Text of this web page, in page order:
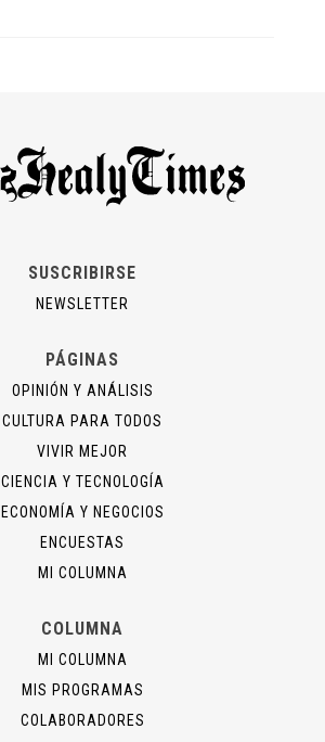
SUSCRIBIRSE
NEWSLETTER
PÁGINAS
OPINIÓN Y ANÁLISIS
CULTURA PARA TODOS
VIVIR MEJOR
CIENCIA Y TECNOLOGÍA
ECONOMÍA Y NEGOCIOS
ENCUESTAS
MI COLUMNA
COLUMNA
MI COLUMNA
MIS PROGRAMAS
COLABORADORES